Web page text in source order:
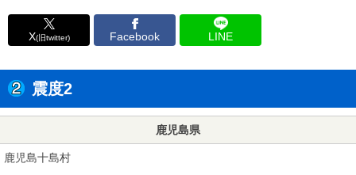
X(旧twitter) Facebook LINE
震度2
鹿児島県
鹿児島十島村